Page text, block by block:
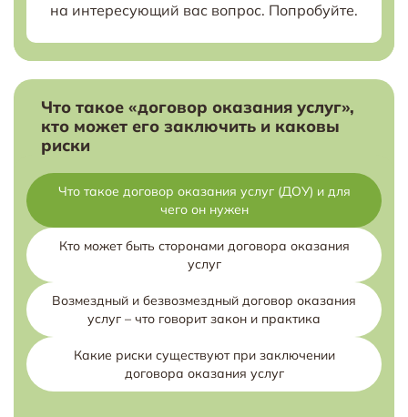
на интересующий вас вопрос. Попробуйте.
Что такое «договор оказания услуг»,
кто может его заключить и каковы
риски
Что такое договор оказания услуг (ДОУ) и для
чего он нужен
Кто может быть сторонами договора оказания
услуг
Возмездный и безвозмездный договор оказания
услуг – что говорит закон и практика
Какие риски существуют при заключении
договора оказания услуг